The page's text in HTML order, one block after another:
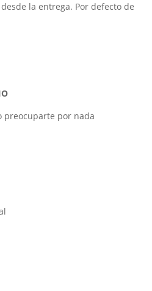
la entrega. Por defecto de
preocuparte por nada